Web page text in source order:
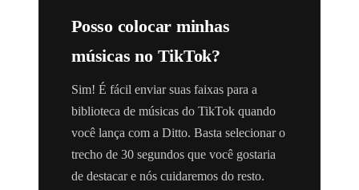
Posso colocar minhas
músicas no TikTok?
Sim! É fácil enviar suas faixas para a
biblioteca de músicas do TikTok quando
você lança com a Ditto. Basta selecionar o
trecho de 30 segundos que você gostaria
de destacar e nós cuidaremos do resto.